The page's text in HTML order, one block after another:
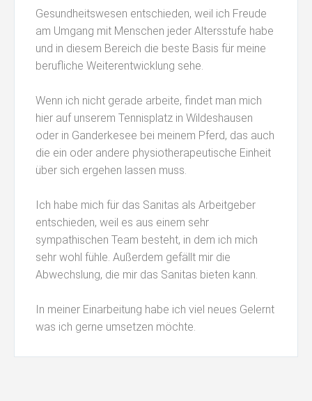
Gesundheitswesen entschieden, weil ich Freude
am Umgang mit Menschen jeder Altersstufe habe
und in diesem Bereich die beste Basis für meine
berufliche Weiterentwicklung sehe.
Wenn ich nicht gerade arbeite, findet man mich
hier auf unserem Tennisplatz in Wildeshausen
oder in Ganderkesee bei meinem Pferd, das auch
die ein oder andere physiotherapeutische Einheit
über sich ergehen lassen muss.
Ich habe mich für das Sanitas als Arbeitgeber
entschieden, weil es aus einem sehr
sympathischen Team besteht, in dem ich mich
sehr wohl fühle. Außerdem gefällt mir die
Abwechslung, die mir das Sanitas bieten kann.
In meiner Einarbeitung habe ich viel neues Gelernt
was ich gerne umsetzen möchte.